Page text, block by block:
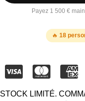
Payez 1 500 €
🔥 18
STOCK LIMITÉ.